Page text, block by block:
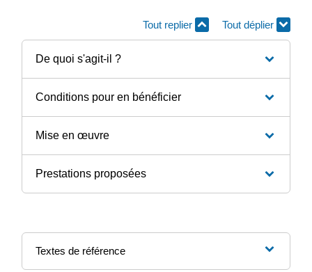
Tout replier Tout déplier
De quoi s'agit-il ?
Conditions pour en bénéficier
Mise en œuvre
Prestations proposées
Textes de référence